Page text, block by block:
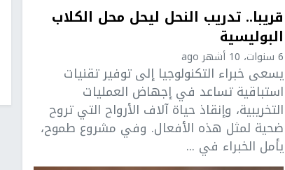
قريبا.. تدريب النحل ليحل محل الكلاب
البوليسية
6 سنوات، 10 أشهر ago
يسعى خبراء التكنولوجيا إلى توفير تقنيات
استباقية تساعد في إجهاض العمليات
التخريبية، وإنقاذ حياة آلاف الأرواح التي تروح
ضحية لمثل هذه الأفعال. وفي مشروع طموح،
يأمل الخبراء في ...